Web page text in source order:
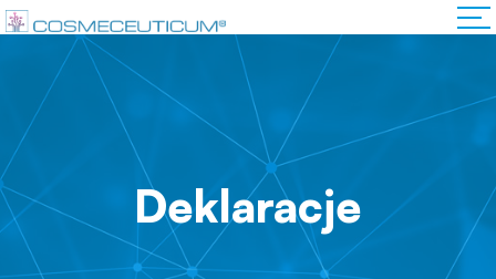
Deklaracje